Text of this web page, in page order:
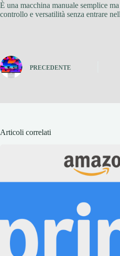
È una macchina manuale semplice
controllo e versatilità senza entrare
PRECEDENTE
Articoli correlati